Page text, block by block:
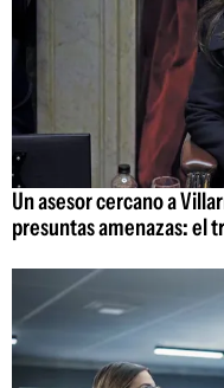
Un asesor cercano a
presuntas amenazas: el